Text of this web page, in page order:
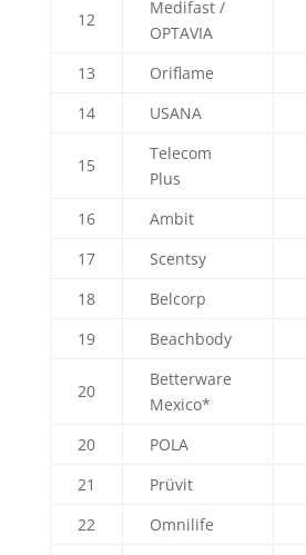
12
Medifast /
OPTAVIA
13 Oriflame
14
USANA
15
Telecom
Plus
16 Ambit
17
Scentsy
18
Belcorp
19
Beachbody
20
Betterware
Mexico*
20 POLA
21
Prüvit
22
Omnilife